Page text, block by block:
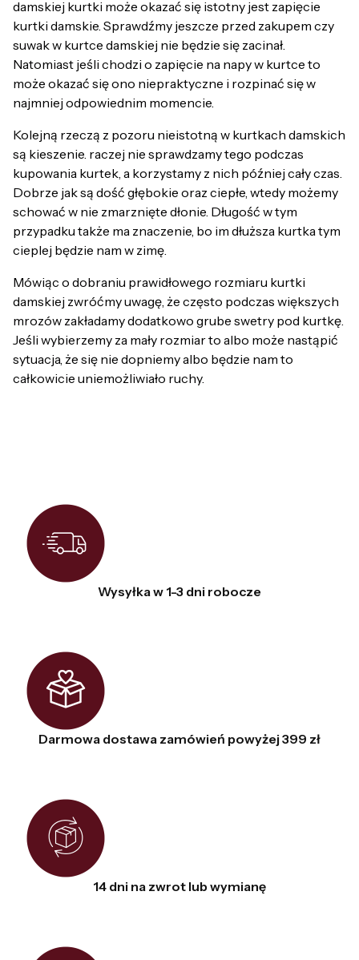
damskiej kurtki może okazać się istotny jest zapięcie
kurtki damskie. Sprawdźmy jeszcze przed zakupem czy
suwak w kurtce damskiej nie będzie się zacinał.
Natomiast jeśli chodzi o zapięcie na napy w kurtce to
może okazać się ono niepraktyczne i rozpinać się w
najmniej odpowiednim momencie.
Kolejną rzeczą z pozoru nieistotną w kurtkach damskich
są kieszenie. raczej nie sprawdzamy tego podczas
kupowania kurtek, a korzystamy z nich później cały czas.
Dobrze jak są dość głębokie oraz ciepłe, wtedy możemy
schować w nie zmarznięte dłonie. Długość w tym
przypadku także ma znaczenie, bo im dłuższa kurtka tym
cieplej będzie nam w zimę.
Mówiąc o dobraniu prawidłowego rozmiaru kurtki
damskiej zwróćmy uwagę, że często podczas większych
mrozów zakładamy dodatkowo grube swetry pod kurtkę.
Jeśli wybierzemy za mały rozmiar to albo może nastąpić
sytuacja, że się nie dopniemy albo będzie nam to
całkowicie uniemożliwiało ruchy.
Wysyłka w 1-3 dni robocze
Darmowa dostawa zamówień powyżej 399 zł
14 dni na zwrot lub wymianę